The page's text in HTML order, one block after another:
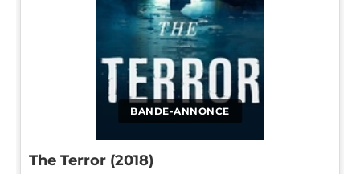
BANDE-ANNONCE
The Terror (2018)